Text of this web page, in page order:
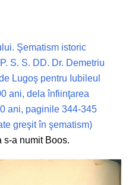
Şematism istoric
S. S. DD. Dr. Demetriu
Lugoş pentru Iubileul
ani, dela înfiinţarea
ani, paginile 344-345
greşit în şematism)
s-a numit Boos.